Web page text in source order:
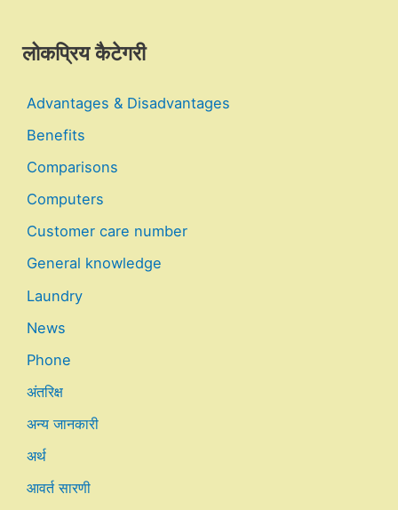
लोकप्रिय कैटेगरी
Advantages & Disadvantages
Benefits
Comparisons
Computers
Customer care number
General knowledge
Laundry
News
Phone
अंतरिक्ष
अन्य जानकारी
अर्थ
आवर्त सारणी